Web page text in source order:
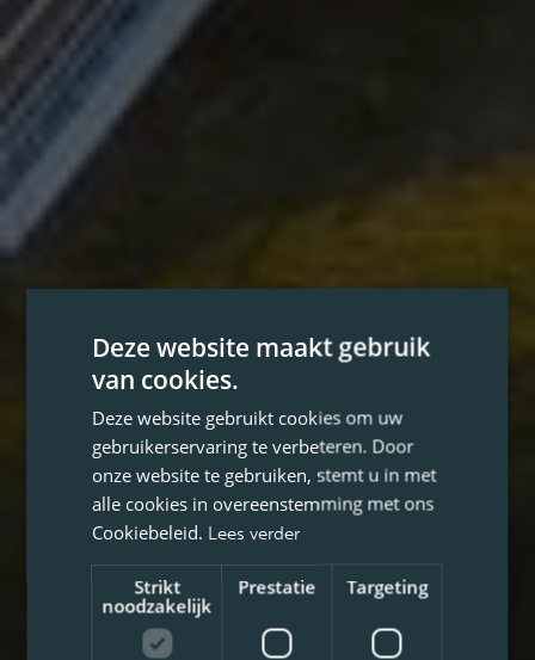
Deze website maakt gebruik
van cookies.
Deze website gebruikt cookies om uw
gebruikerservaring te verbeteren. Door
onze website te gebruiken, stemt u in met
alle cookies in overeenstemming met ons
Cookiebeleid. Lees verder
Strikt
noodzakelijk
Prestatie Targeting